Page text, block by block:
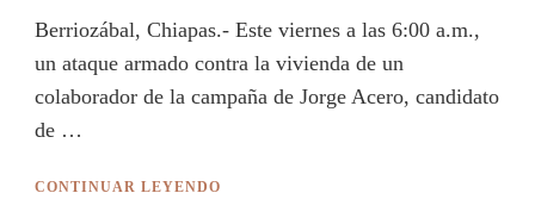
Berriozábal, Chiapas.- Este viernes a las 6:00 a.m.,
un ataque armado contra la vivienda de un
colaborador de la campaña de Jorge Acero, candidato
de …
CONTINUAR LEYENDO